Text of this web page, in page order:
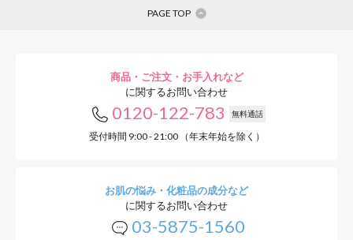
PAGE TOP
商品・ご注文・お手入れなど
に関するお問い合わせ
0120-122-783 無料通話
受付時間 9:00 - 21:00 （年末年始を除く）
お肌の悩み・化粧品の成分など
に関するお問い合わせ
03-5875-1560